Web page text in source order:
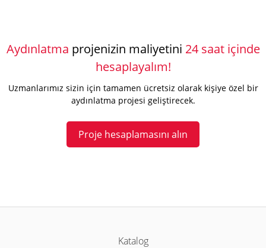
Aydınlatma projenizin maliyetini 24 saat içinde
hesaplayalım!
Uzmanlarımız sizin için tamamen ücretsiz olarak kişiye özel bir
aydınlatma projesi geliştirecek.
Proje hesaplamasını alın
Katalog